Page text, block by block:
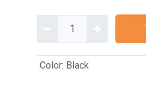
Color: Black